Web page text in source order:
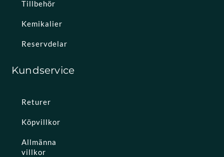
Tillbehör
Kemikalier
Reservdelar
Kundservice
Returer
Köpvillkor
Allmänna
villkor